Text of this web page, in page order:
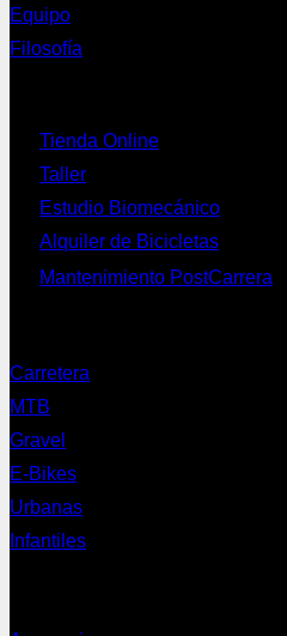
Equipo
Filosofía
Tienda Online
Taller
Estudio Biomecánico
Alquiler de Bicicletas
Mantenimiento PostCarrera
Carretera
MTB
Gravel
E-Bikes
Urbanas
Infantiles